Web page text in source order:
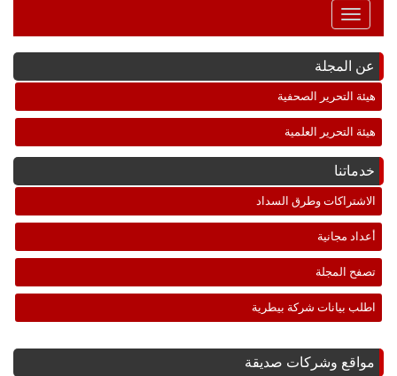
Toggle
Navigation
عن المجلة
هيئة التحرير الصحفية
هيئة التحرير العلمية
خدماتنا
الاشتراكات وطرق السداد
أعداد مجانية
تصفح المجلة
اطلب بيانات شركة بيطرية
مواقع وشركات صديقة